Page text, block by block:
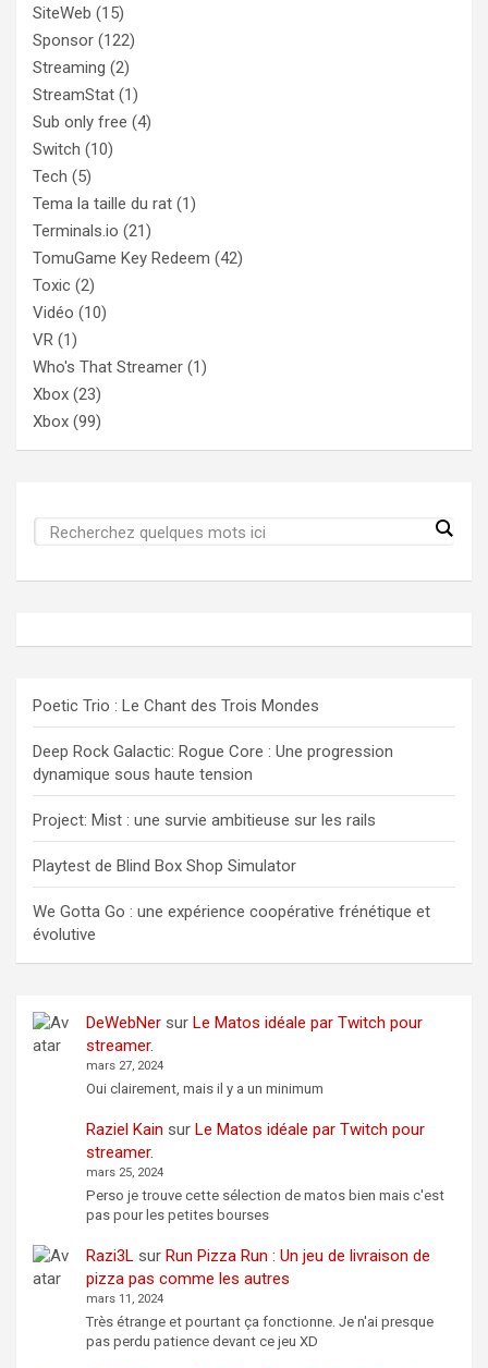
SiteWeb (15)
Sponsor (122)
Streaming (2)
StreamStat (1)
Sub only free (4)
Switch (10)
Tech (5)
Tema la taille du rat (1)
Terminals.io (21)
TomuGame Key Redeem (42)
Toxic (2)
Vidéo (10)
VR (1)
Who's That Streamer (1)
Xbox (23)
Xbox (99)
Poetic Trio : Le Chant des Trois Mondes
Deep Rock Galactic: Rogue Core : Une progression
dynamique sous haute tension
Project: Mist : une survie ambitieuse sur les rails
Playtest de Blind Box Shop Simulator
We Gotta Go : une expérience coopérative frénétique et
évolutive
DeWebNersur Le Matos idéale par Twitch pour
streamer.
mars 27, 2024
Oui clairement, mais il y a un minimum
Raziel Kain sur Le Matos idéale par Twitch pour
streamer.
mars 25, 2024
Perso je trouve cette sélection de matos bien mais c'est
pas pour les petites bourses
Razi3Lsur Run Pizza Run : Un jeu de livraison de
pizza pas comme les autres
mars 11, 2024
Très étrange et pourtant ça fonctionne. Je n'ai presque
pas perdu patience devant ce jeu XD